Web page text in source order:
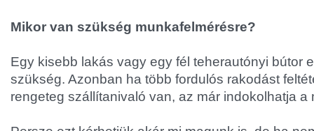
Mikor van szükség munkafelmérésre?
Egy kisebb lakás vagy egy fél teherautónyi bútor
szükség. Azonban ha több fordulós rakodást
rengeteg szállítanivaló van, az már indokolhatja a